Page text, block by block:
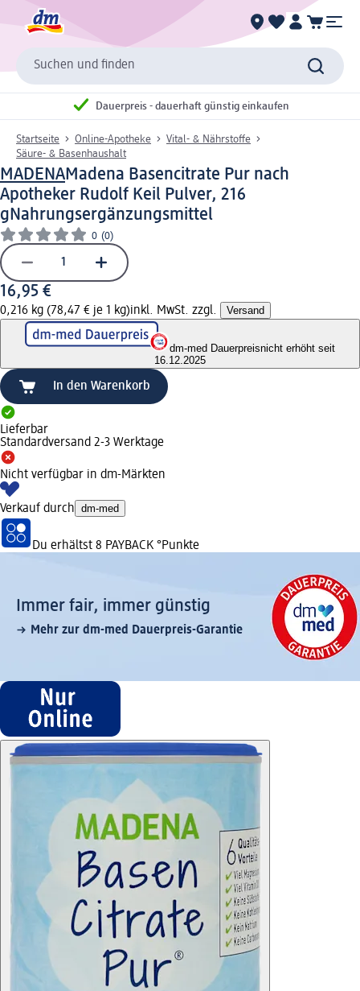
Suchen und finden
Dauerpreis - dauerhaft günstig einkaufen
Startseite Online-Apotheke
Vital- & Nährstoffe
Säure- & Basenhaushalt
MADENAMadena Basencitrate Pur nach
Apotheker Rudolf Keil Pulver, 216
gNahrungsergänzungsmittel
0 (0)
16,95 €
0,216 kg (78,47 € je 1 kg)inkl. MwSt. zzgl. Versand
dm-med Dauerpreisnicht erhöht seit
16.12.2025
In den Warenkorb
Lieferbar
Standardversand 2-3 Werktage
Nicht verfügbar in dm-Märkten
Verkauf durch dm-med
Du erhältst 8 PAYBACK °Punkte
Immer fair,­ immer günstig
Mehr zur dm-med Dauerpreis-Garantie